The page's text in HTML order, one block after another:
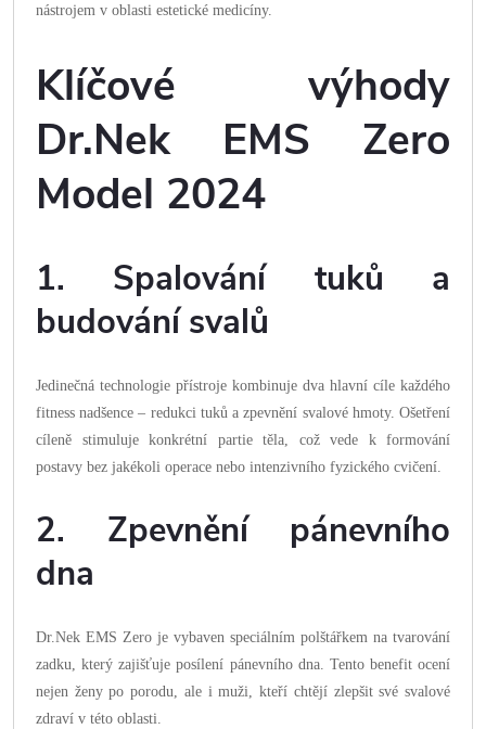
nástrojem v oblasti estetické medicíny.
Klíčové výhody
Dr.Nek EMS Zero
Model 2024
1. Spalování tuků a
budování svalů
Jedinečná technologie přístroje kombinuje dva hlavní cíle každého
fitness nadšence – redukci tuků a zpevnění svalové hmoty. Ošetření
cíleně stimuluje konkrétní partie těla, což vede k formování
postavy bez jakékoli operace nebo intenzivního fyzického cvičení.
2. Zpevnění pánevního
dna
Dr.Nek EMS Zero je vybaven speciálním polštářkem na tvarování
zadku, který zajišťuje posílení pánevního dna. Tento benefit ocení
nejen ženy po porodu, ale i muži, kteří chtějí zlepšit své svalové
zdraví v této oblasti.